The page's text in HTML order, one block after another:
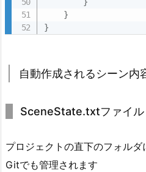
}
}
}
自動作成されるシーン内
SceneState.txtファイル
プロジェクトの直下のフォルダ
Gitでも管理されます